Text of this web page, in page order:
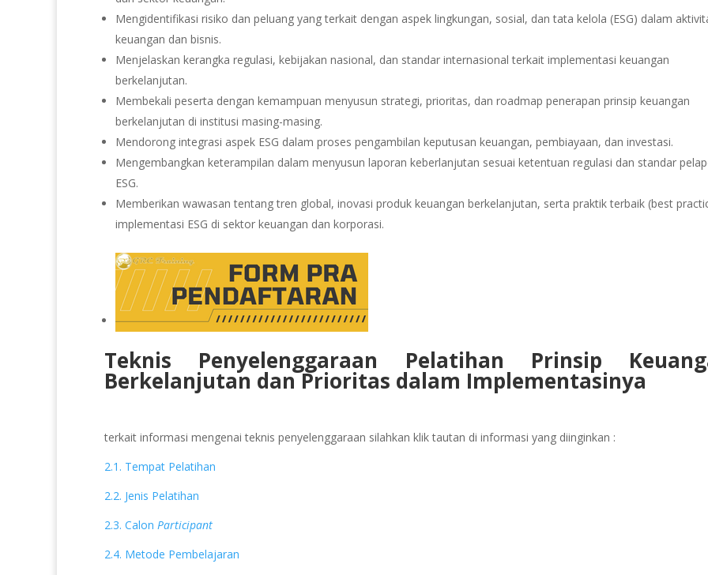
Mengidentifikasi risiko dan peluang yang terkait dengan aspek lingkungan, sosial, dan tata kelola (ESG) dalam
keuangan dan bisnis.
Menjelaskan kerangka regulasi, kebijakan nasional, dan standar internasional terkait implementasi keuangan
berkelanjutan.
Membekali peserta dengan kemampuan menyusun strategi, prioritas, dan roadmap penerapan prinsip keuangan
berkelanjutan di institusi masing-masing.
Mendorong integrasi aspek ESG dalam proses pengambilan keputusan keuangan, pembiayaan, dan investasi.
Mengembangkan keterampilan dalam menyusun laporan keberlanjutan sesuai ketentuan regulasi dan standar
ESG.
Memberikan wawasan tentang tren global, inovasi produk keuangan berkelanjutan, serta praktik terbaik (best
implementasi ESG di sektor keuangan dan korporasi.
Teknis Penyelenggaraan Pelatihan Prinsip
Berkelanjutan dan Prioritas dalam Implementasinya
terkait informasi mengenai teknis penyelenggaraan silahkan klik tautan di informasi yang diinginkan :
2.1. Tempat Pelatihan
2.2. Jenis Pelatihan
2.3. Calon Participant
2.4. Metode Pembelajaran